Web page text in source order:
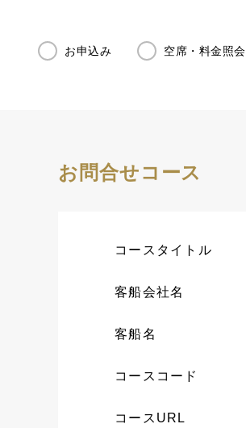
お申込み 空席・料金照会
お問合せコース
コースタイトル
客船会社名
客船名
コースコード
コースURL